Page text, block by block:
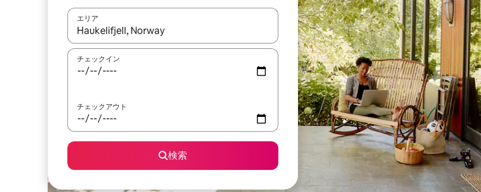
エリア
検索結果が表示されたら、上下の矢印キーを使って移動するか、画面をタッチまたはスワイプして検索結果
チェックイン
チェックアウト
検索